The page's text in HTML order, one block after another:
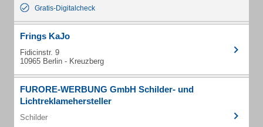
Gratis-Digitalcheck
Frings KaJo
Fidicinstr. 9
10965 Berlin - Kreuzberg
FURORE-WERBUNG GmbH Schilder- und
Lichtreklamehersteller
Schilder